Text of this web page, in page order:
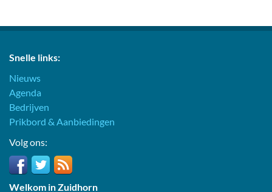
Snelle links:
Nieuws
Agenda
Bedrijven
Prikbord & Aanbiedingen
Volg ons:
Welkom in Zuidhorn